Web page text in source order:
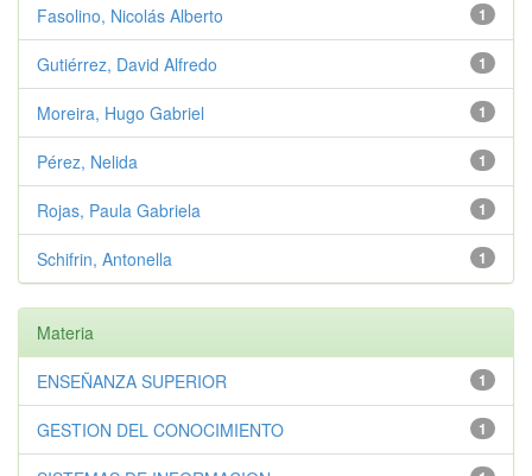
1
Fasolino, Nicolás Alberto
1
Gutiérrez, David Alfredo
1
Moreira, Hugo Gabriel
1
Pérez, Nelida
1
Rojas, Paula Gabriela
1
Schifrin, Antonella
Materia
1
ENSEÑANZA SUPERIOR
1
GESTION DEL CONOCIMIENTO